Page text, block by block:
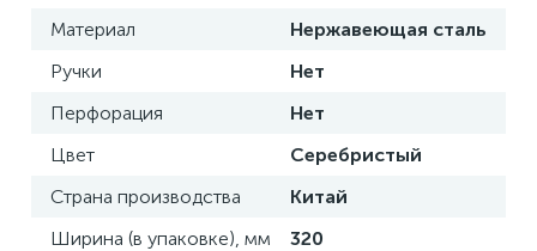
Материал
Нержавеющая сталь
Ручки
Нет
Перфорация
Нет
Цвет
Серебристый
Страна производства
Китай
Ширина (в упаковке), мм
320